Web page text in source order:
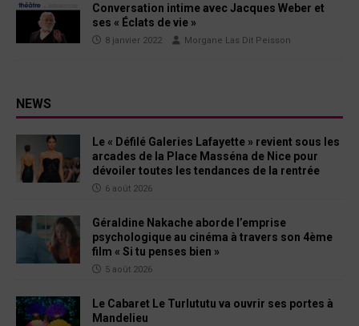
Conversation intime avec Jacques Weber et
ses « Éclats de vie »
8 janvier 2022 Morgane Las Dit Peisson
NEWS
Le « Défilé Galeries Lafayette » revient sous les
arcades de la Place Masséna de Nice pour
dévoiler toutes les tendances de la rentrée
6 août 2026
Géraldine Nakache aborde l’emprise
psychologique au cinéma à travers son 4ème
film « Si tu penses bien »
5 août 2026
Le Cabaret Le Turlututu va ouvrir ses portes à
Mandelieu